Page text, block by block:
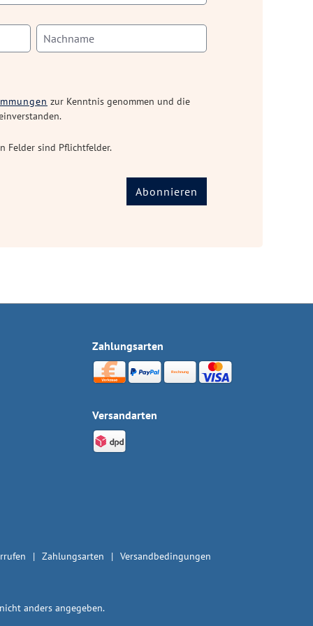
zur Kenntnis genommen und die
Felder sind Pflichtfelder.
Abonnieren
Zahlungsarten
Versandarten
Zahlungsarten Versandbedingungen
anders angegeben.